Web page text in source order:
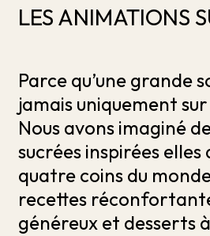
LES ANIMATIONS
Parce qu’une grande
jamais uniquement
Nous avons imaginé
sucrées inspirées elles
quatre coins du
recettes
généreux et desserts